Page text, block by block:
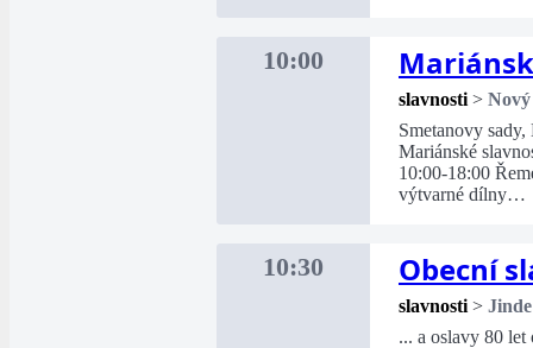
10:00
slavnosti >
Smetanovy
Mariánské
10:00-18:00
výtvarné dílny…
10:30 Obecní
slavnosti > Jinde
... a oslavy 80